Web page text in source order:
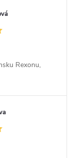
Rexonu,